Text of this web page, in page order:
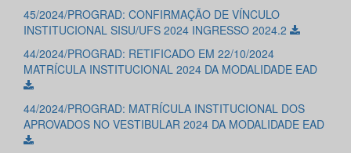
45/2024/PROGRAD: CONFIRMAÇÃO DE VÍNCULO
INSTITUCIONAL SISU/UFS 2024 INGRESSO 2024.2
44/2024/PROGRAD: RETIFICADO EM 22/10/2024
MATRÍCULA INSTITUCIONAL 2024 DA MODALIDADE EAD
44/2024/PROGRAD: MATRÍCULA INSTITUCIONAL DOS
APROVADOS NO VESTIBULAR 2024 DA MODALIDADE EAD